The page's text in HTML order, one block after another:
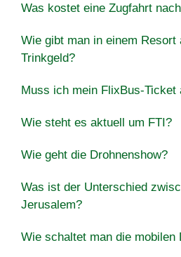
Was kostet eine Zugfahrt
Wie gibt man in einem Resort
Trinkgeld?
Muss ich mein FlixBus-Ticket
Wie steht es aktuell um FTI?
Wie geht die Drohnenshow?
Was ist der Unterschied
Jerusalem?
Wie schaltet man die mobilen